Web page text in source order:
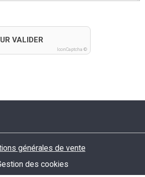
VALIDER
IconCaptcha ©
générales de vente
des cookies